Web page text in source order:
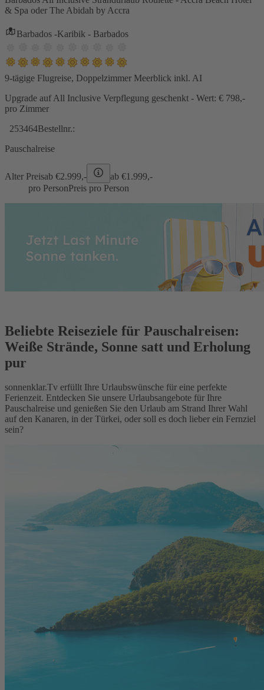
& Spa oder The Abidah by Accra
Barbados -Karibik - Barbados
9-tägige Flugreise, Doppelzimmer Meerblick inkl. AI
Upgrade auf All Inclusive Verpflegung geschenkt - Wert: € 798,-
pro Zimmer
253464Bestellnr.:
Pauschalreise
Alter Preisab €2.999,- ab €1.999,-
pro PersonPreis pro Person
Beliebte Reiseziele für Pauschalreisen:
Weiße Strände, Sonne satt und Erholung
pur
sonnenklar.Tv erfüllt Ihre Urlaubswünsche für eine perfekte
Ferienzeit. Entdecken Sie unsere Urlaubsangebote für Ihre
Pauschalreise und genießen Sie den Urlaub am Strand Ihrer Wahl
auf den Kanaren, in der Türkei, oder soll es doch lieber ein Fernziel
sein?